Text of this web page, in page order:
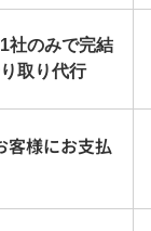
社のみで完結
取り代行
客様にお支払